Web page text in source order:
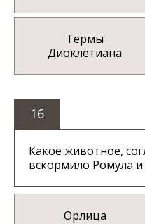
Термы
Диоклетиана
16
Какое животное,
вскормило Ромула и
Орлица